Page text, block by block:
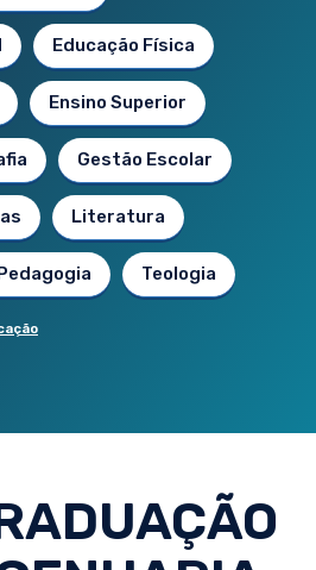
Educação Física
Ensino Superior
Gestão Escolar
Literatura
Teologia